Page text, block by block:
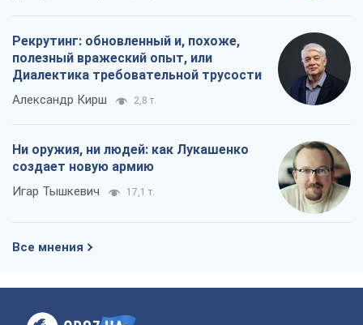
Рекрутинг: обновленный и, похоже,
полезный вражеский опыт, или
Диалектика требовательной трусости
Александр Кирш 2,8 т.
Ни оружия, ни людей: как Лукашенко
создает новую армию
Игар Тышкевич 17,1 т.
Все мнения